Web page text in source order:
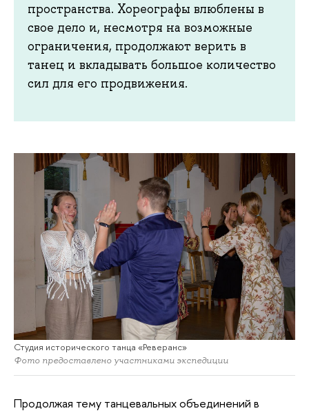
пространства. Хореографы влюблены в
свое дело и, несмотря на возможные
ограничения, продолжают верить в
танец и вкладывать большое количество
сил для его продвижения.
Студия исторического танца «Реверанс»
Фото предоставлено участниками экспедиции
Продолжая тему танцевальных объединений в